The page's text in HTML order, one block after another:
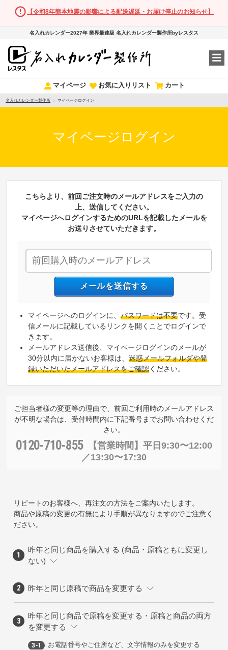
【令和8年熊本地震の影響による配送遅延・お届け停止のお知らせ】
名入れカレンダー2027年 業界最速級 名入れカレンダー製作所byレスタス
マイページ お気に入りリスト カート
名入れカレンダー製作所 マイページログイン
マイページログイン
こちらより、前回ご注文時のメールアドレスをご入力の
上、送信してください。
マイページへログインするためのURLを記載したメールを
お送りさせていただきます。
マイページへのログインに、パスワードは不要です。受
信メールに記載しているリンクを開くことでログインで
きます。
メールアドレス送信後、マイページログインのメールが
30分以内に届かないお客様は、迷惑メールフォルダや登
録いただいたメールアドレスをご確認ください。
ご担当者様の変更等の理由で、前回ご利用時のメールアドレス
が不明な場合は、受付時間内に下記番号までお問い合わせくだ
さい。
0120-710-855 【営業時間】 平日9:30〜12:00
／13:30〜17:30
リピートのお客様へ、再注文の方法をご案内いたします。
商品や原稿の変更の有無により手順が異なりますのでご注意く
ださい。
昨年と同じ商品を購入する (商品・原稿ともに変更し
ない)
昨年と同じ原稿で商品を変更する
昨年と同じ商品で原稿を変更する・原稿と商品の両方
を変更する
お電話番号やご住所など、文字情報のみを変更する